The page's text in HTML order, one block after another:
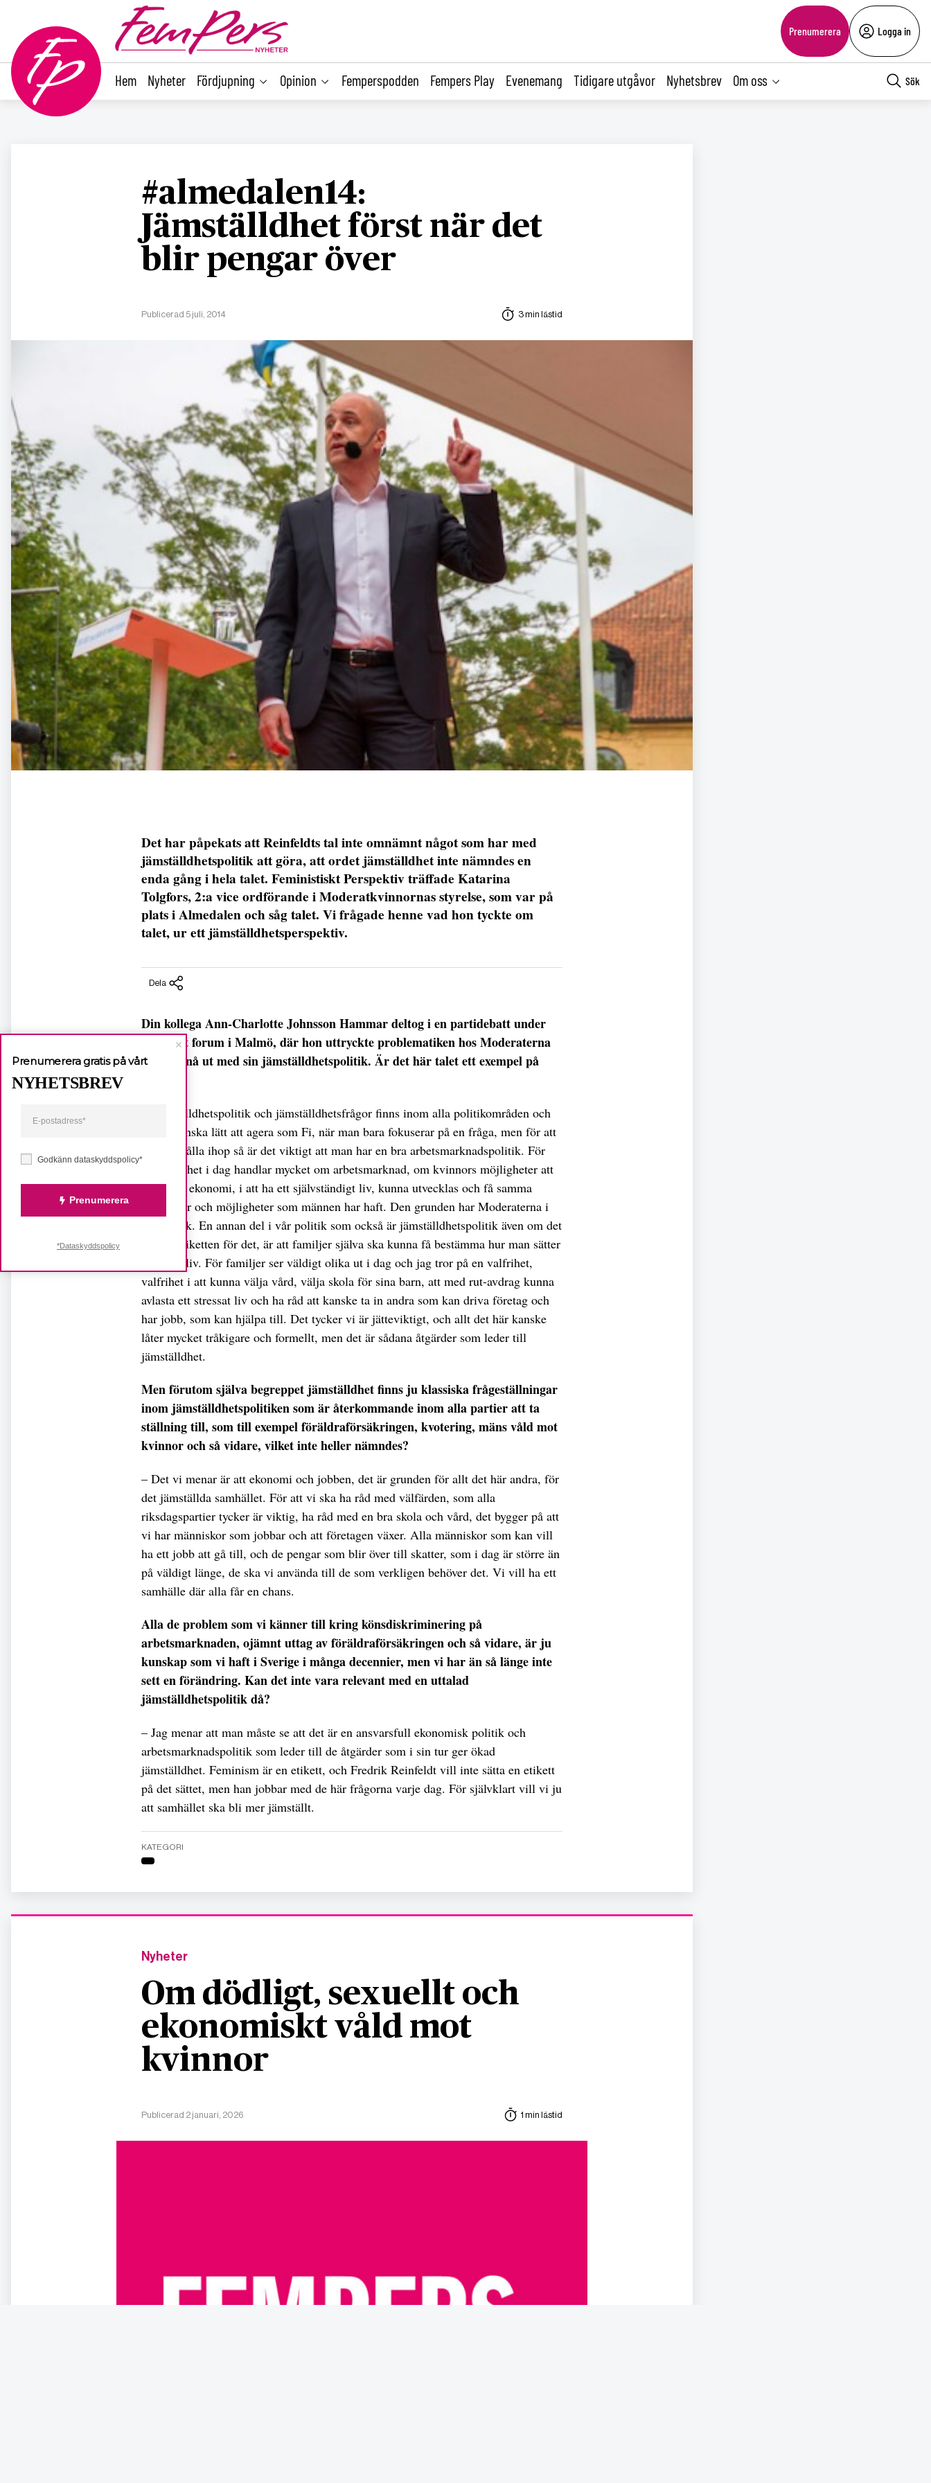
Prenumerera Logga in
Hem Nyheter Fördjupning Opinion Femperspodden Fempers Play Evenemang Tidigare utgåvor Nyhetsbrev Om oss Sök
#almedalen14:
Jämställdhet först när det
blir pengar över
Publicerad 5 juli, 2014 3 min lästid
Det har påpekats att Reinfeldts tal inte omnämnt något som har med
jämställdhetspolitik att göra, att ordet jämställdhet inte nämndes en
enda gång i hela talet. Feministiskt Perspektiv träffade Katarina
Tolgfors, 2:a vice ordförande i Moderatkvinnornas styrelse, som var på
plats i Almedalen och såg talet. Vi frågade henne vad hon tyckte om
talet, ur ett jämställdhetsperspektiv.
Dela
Din kollega Ann-Charlotte Johnsson Hammar deltog i en partidebatt under
Nordiskt forum i Malmö, där hon uttryckte problematiken hos Moderaterna
med att nå ut med sin jämställdhetspolitik. Är det här talet ett exempel på
– Jämställdhetspolitik och jämställdhetsfrågor finns inom alla politikområden och
det är ganska lätt att agera som Fi, när man bara fokuserar på en fråga, men för att
det ska hålla ihop så är det viktigt att man har en bra arbetsmarknadspolitik. För
jämställdhet i dag handlar mycket om arbetsmarknad, om kvinnors möjligheter att
få en bra ekonomi, i att ha ett självständigt liv, kunna utvecklas och få samma
positioner och möjligheter som männen har haft. Den grunden har Moderaterna i
sin politik. En annan del i vår politik som också är jämställdhetspolitik även om det
inte är etiketten för det, är att familjer själva ska kunna få bestämma hur man sätter
ihop sitt liv. För familjer ser väldigt olika ut i dag och jag tror på en valfrihet,
valfrihet i att kunna välja vård, välja skola för sina barn, att med rut-avdrag kunna
avlasta ett stressat liv och ha råd att kanske ta in andra som kan driva företag och
har jobb, som kan hjälpa till. Det tycker vi är jätteviktigt, och allt det här kanske
låter mycket tråkigare och formellt, men det är sådana åtgärder som leder till
jämställdhet.
Men förutom själva begreppet jämställdhet finns ju klassiska frågeställningar
inom jämställdhetspolitiken som är återkommande inom alla partier att ta
ställning till, som till exempel föräldraförsäkringen, kvotering, mäns våld mot
kvinnor och så vidare, vilket inte heller nämndes?
– Det vi menar är att ekonomi och jobben, det är grunden för allt det här andra, för
det jämställda samhället. För att vi ska ha råd med välfärden, som alla
riksdagspartier tycker är viktig, ha råd med en bra skola och vård, det bygger på att
vi har människor som jobbar och att företagen växer. Alla människor som kan vill
ha ett jobb att gå till, och de pengar som blir över till skatter, som i dag är större än
på väldigt länge, de ska vi använda till de som verkligen behöver det. Vi vill ha ett
samhälle där alla får en chans.
Alla de problem som vi känner till kring könsdiskriminering på
arbetsmarknaden, ojämnt uttag av föräldraförsäkringen och så vidare, är ju
kunskap som vi haft i Sverige i många decennier, men vi har än så länge inte
sett en förändring. Kan det inte vara relevant med en uttalad
jämställdhetspolitik då?
– Jag menar att man måste se att det är en ansvarsfull ekonomisk politik och
arbetsmarknadspolitik som leder till de åtgärder som i sin tur ger ökad
jämställdhet. Feminism är en etikett, och Fredrik Reinfeldt vill inte sätta en etikett
på det sättet, men han jobbar med de här frågorna varje dag. För självklart vill vi ju
att samhället ska bli mer jämställt.
KATEGORI
Nyheter
Om dödligt, sexuellt och
ekonomiskt våld mot
kvinnor
Publicerad 2 januari, 2026 1 min lästid
Godkänn dataskyddspolicy*
Prenumerera
Prenumerera gratis på vårt
NYHETSBREV
*Dataskyddspolicy